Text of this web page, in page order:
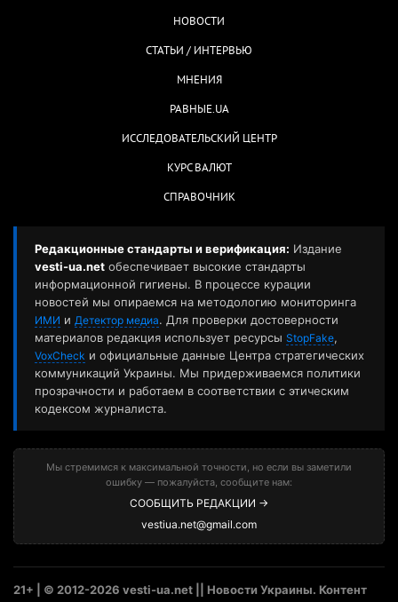
НОВОСТИ
СТАТЬИ / ИНТЕРВЬЮ
МНЕНИЯ
РАВНЫЕ.UA
ИССЛЕДОВАТЕЛЬСКИЙ ЦЕНТР
КУРС ВАЛЮТ
СПРАВОЧНИК
Редакционные стандарты и верификация: Издание
vesti-ua.net обеспечивает высокие стандарты
информационной гигиены. В процессе курации
новостей мы опираемся на методологию мониторинга
ИМИ и Детектор медиа. Для проверки достоверности
материалов редакция использует ресурсы StopFake,
VoxCheck и официальные данные Центра стратегических
коммуникаций Украины. Мы придерживаемся политики
прозрачности и работаем в соответствии с этическим
кодексом журналиста.
Мы стремимся к максимальной точности, но если вы заметили
ошибку — пожалуйста, сообщите нам:
СООБЩИТЬ РЕДАКЦИИ →
vestiua.net@gmail.com
21+ | © 2012-2026 vesti-ua.net || Новости Украины. Контент